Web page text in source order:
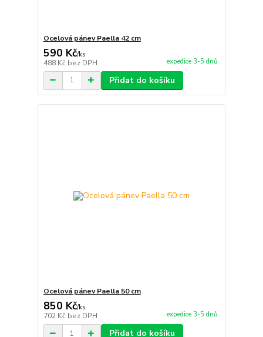
Ocelová pánev Paella 42 cm
590 Kč/ks
488 Kč bez DPH expedice 3-5 dnů
Přidat do košíku
Ocelová pánev Paella 50 cm
850 Kč/ks
702 Kč bez DPH expedice 3-5 dnů
Přidat do košíku